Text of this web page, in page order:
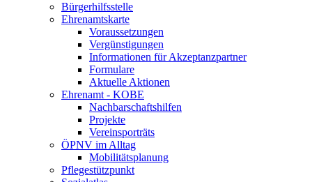
Bürgerhilfsstelle
Ehrenamtskarte
Voraussetzungen
Vergünstigungen
Informationen für Akzeptanzpartner
Formulare
Aktuelle Aktionen
Ehrenamt - KOBE
Nachbarschaftshilfen
Projekte
Vereinsporträts
ÖPNV im Alltag
Mobilitätsplanung
Pflegestützpunkt